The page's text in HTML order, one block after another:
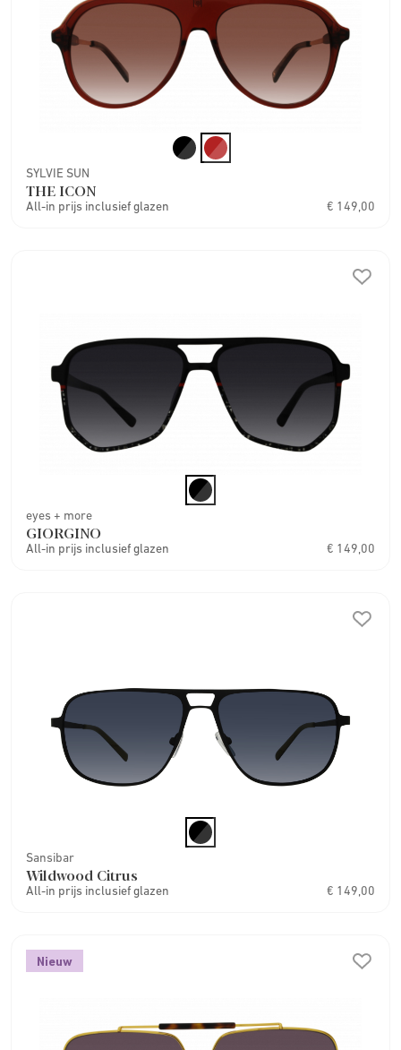
SYLVIE SUN
THE ICON
All-in prijs inclusief glazen € 149,00
eyes + more
GIORGINO
All-in prijs inclusief glazen € 149,00
Sansibar
Wildwood Citrus
All-in prijs inclusief glazen € 149,00
Nieuw